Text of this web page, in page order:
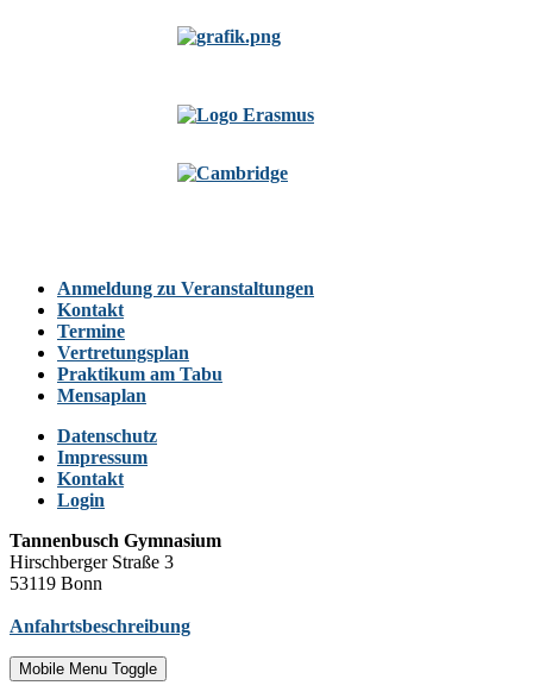
Anmeldung zu Veranstaltungen
Kontakt
Termine
Vertretungsplan
Praktikum am Tabu
Mensaplan
Datenschutz
Impressum
Kontakt
Login
Tannenbusch Gymnasium
Hirschberger Straße 3
53119 Bonn
Anfahrtsbeschreibung
Mobile Menu Toggle